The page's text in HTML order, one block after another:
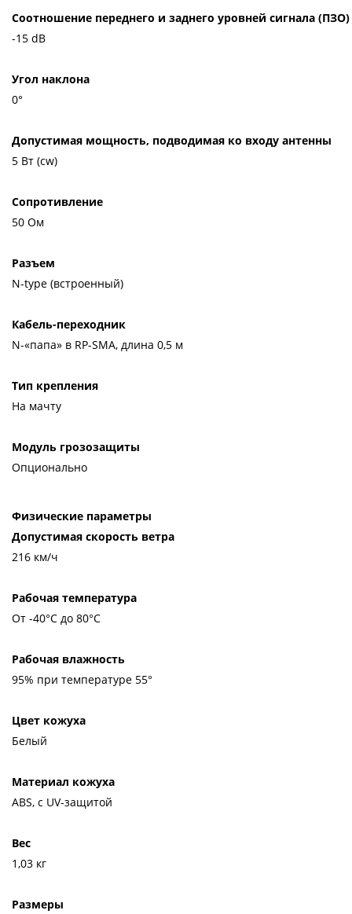
Соотношение переднего и заднего уровней сигнала (ПЗО)
-15 dB
Угол наклона
0°
Допустимая мощность, подводимая ко входу антенны
5 Вт (cw)
Сопротивление
50 Ом
Разъем
N-type (встроенный)
Кабель-переходник
N-«папа» в RP-SMA, длина 0,5 м
Тип крепления
На мачту
Модуль грозозащиты
Опционально
Физические параметры
Допустимая скорость ветра
216 км/ч
Рабочая температура
От -40°С до 80°С
Рабочая влажность
95% при температуре 55°
Цвет кожуха
Белый
Материал кожуха
ABS, с UV-защитой
Вес
1,03 кг
Размеры